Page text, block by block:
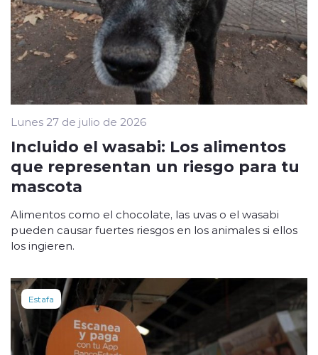
Lunes 27 de julio de 2026
Incluido el wasabi: Los alimentos
que representan un riesgo para tu
mascota
Alimentos como el chocolate, las uvas o el wasabi
pueden causar fuertes riesgos en los animales si ellos
los ingieren.
Estafa